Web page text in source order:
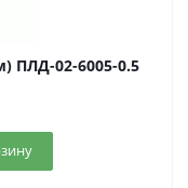
ПЛД-02-6005-0.5